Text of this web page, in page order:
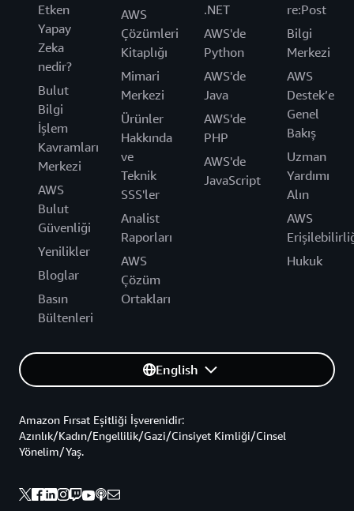
Etken
Yapay
Zeka
nedir?
Bulut
Bilgi
İşlem
Kavramları
Merkezi
AWS
Bulut
Güvenliği
Yenilikler
Bloglar
Basın
Bültenleri
AWS
Çözümleri
Kitaplığı
Mimari
Merkezi
Ürünler
Hakkında
ve
Teknik
SSS'ler
Analist
Raporları
AWS
Çözüm
Ortakları
.NET
AWS'de
Python
AWS'de
Java
AWS'de
PHP
AWS'de
JavaScript
re:Post
Bilgi
Merkezi
AWS
Destek’e
Genel
Bakış
Uzman
Yardımı
Alın
AWS
Hukuk
English
Amazon Fırsat Eşitliği İşverenidir:
Azınlık/Kadın/Engellilik/Gazi/Cinsiyet Kimliği/Cinsel
Yönelim/Yaş.